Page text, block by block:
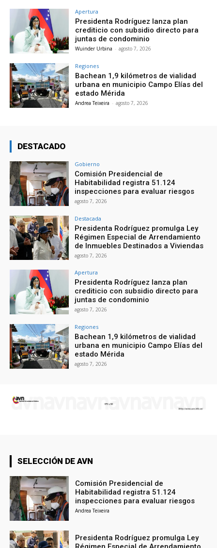
Apertura
Presidenta Rodríguez lanza plan
crediticio con subsidio directo para
juntas de condominio
Wuinder Urbina - agosto 7, 2026
Regiones
Bachean 1,9 kilómetros de vialidad
urbana en municipio Campo Elías del
estado Mérida
Andrea Teixeira - agosto 7, 2026
DESTACADO
Gobierno
Comisión Presidencial de
Habitabilidad registra 51.124
inspecciones para evaluar riesgos
agosto 7, 2026
Destacada
Presidenta Rodríguez promulga Ley
Régimen Especial de Arrendamiento
de Inmuebles Destinados a Viviendas
agosto 7, 2026
Apertura
Presidenta Rodríguez lanza plan
crediticio con subsidio directo para
juntas de condominio
agosto 7, 2026
Regiones
Bachean 1,9 kilómetros de vialidad
urbana en municipio Campo Elías del
estado Mérida
agosto 7, 2026
SELECCIÓN DE AVN
Comisión Presidencial de
Habitabilidad registra 51.124
inspecciones para evaluar riesgos
Andrea Teixeira
Presidenta Rodríguez promulga Ley